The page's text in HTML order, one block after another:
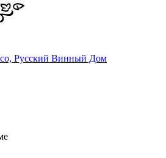
Русский Винный Дом